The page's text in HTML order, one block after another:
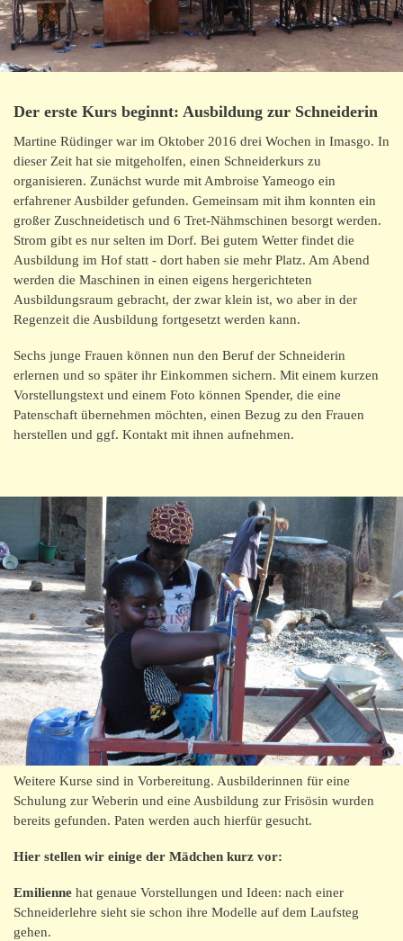
Der erste Kurs beginnt: Ausbildung zur Schneiderin
Martine Rüdinger war im Oktober 2016 drei Wochen in Imasgo. In
dieser Zeit hat sie mitgeholfen, einen Schneiderkurs zu
organisieren. Zunächst wurde mit Ambroise Yameogo ein
erfahrener Ausbilder gefunden. Gemeinsam mit ihm konnten ein
großer Zuschneidetisch und 6 Tret-Nähmschinen besorgt werden.
Strom gibt es nur selten im Dorf. Bei gutem Wetter findet die
Ausbildung im Hof statt - dort haben sie mehr Platz. Am Abend
werden die Maschinen in einen eigens hergerichteten
Ausbildungsraum gebracht, der zwar klein ist, wo aber in der
Regenzeit die Ausbildung fortgesetzt werden kann.
Sechs junge Frauen können nun den Beruf der Schneiderin
erlernen und so später ihr Einkommen sichern. Mit einem kurzen
Vorstellungstext und einem Foto können Spender, die eine
Patenschaft übernehmen möchten, einen Bezug zu den Frauen
herstellen und ggf. Kontakt mit ihnen aufnehmen.
Weitere Kurse sind in Vorbereitung. Ausbilderinnen für eine
Schulung zur Weberin und eine Ausbildung zur Frisösin wurden
bereits gefunden. Paten werden auch hierfür gesucht.
Hier stellen wir einige der Mädchen kurz vor:
Emilienne hat genaue Vorstellungen und Ideen: nach einer
Schneiderlehre sieht sie schon ihre Modelle auf dem Laufsteg
gehen.